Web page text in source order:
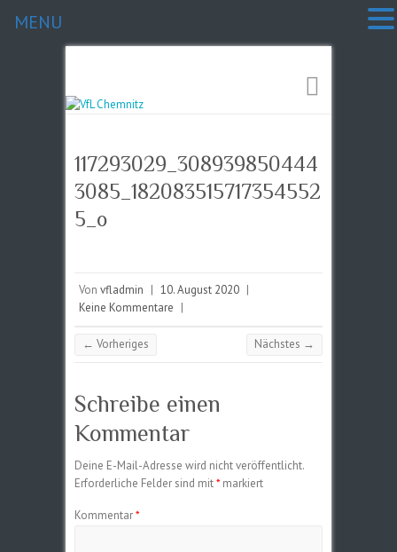
117293029_308939850444
3085_182083515717354552
5_o
Von vfladmin | 10. August 2020 |
Keine Kommentare |
← Vorheriges Nächstes →
Schreibe einen
Kommentar
Deine E-Mail-Adresse wird nicht veröffentlicht.
Erforderliche Felder sind mit* markiert
Kommentar*
MENU